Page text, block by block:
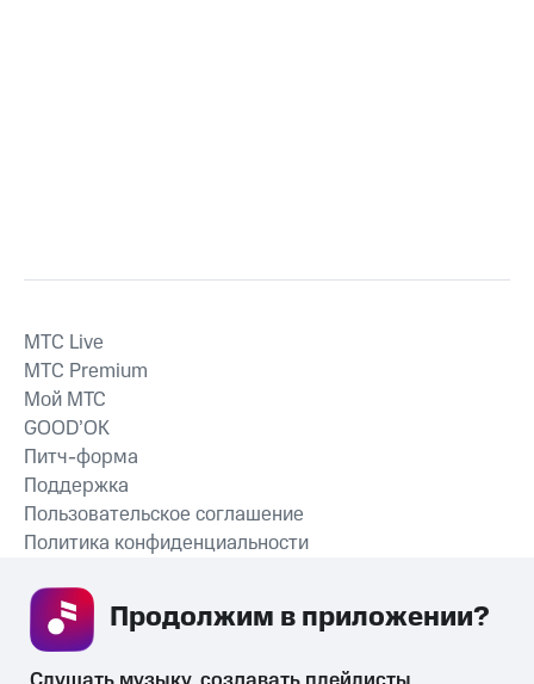
СКАЧАТЬ ПРИЛОЖЕНИЕ
MTС Live
MTС Premium
Мой МТС
GOOD’OK
Питч-форма
Поддержка
Пользовательское соглашение
Политика конфиденциальности